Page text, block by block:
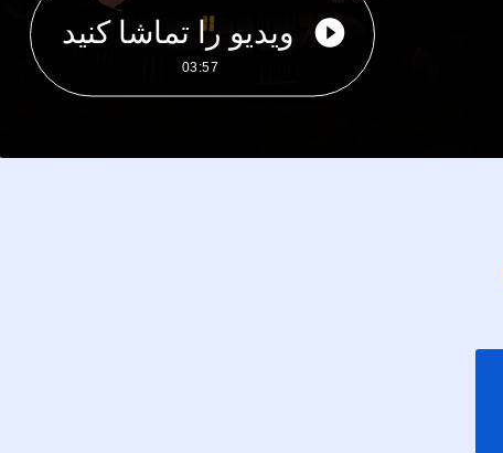
ویدیو را تماشا کنید
03:57